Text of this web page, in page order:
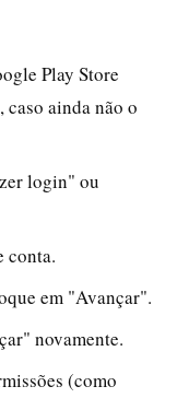
Play Store
ainda não o
login" ou
conta.
em "Avançar".
novamente.
(como